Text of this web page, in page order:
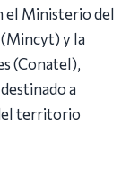
el Ministerio del
(Mincyt) y la
(Conatel),
a
territorio